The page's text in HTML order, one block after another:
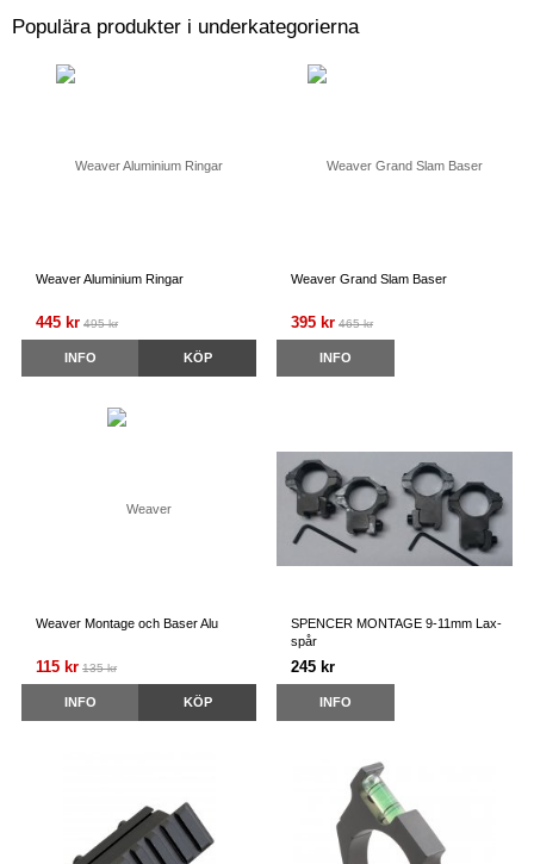
Populära produkter i underkategorierna
Weaver Aluminium Ringar
445 kr 495 kr
INFO KÖP
Weaver Grand Slam Baser
395 kr 465 kr
INFO
Weaver Montage och Baser Alu
115 kr 135 kr
INFO KÖP
SPENCER MONTAGE 9-11mm Lax-
spår
245 kr
INFO